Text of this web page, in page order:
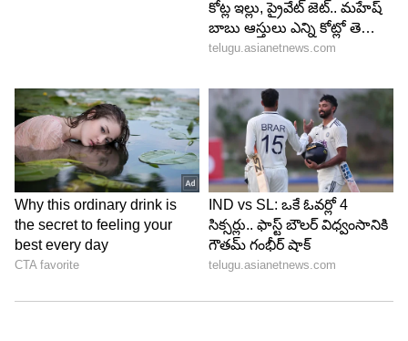
సరైన ఎంపిక. ఇది భారతదేశంలో అత్యంత చవకైన కొత్త
మధ్య ఉంటుంది.
మైలేజ్ : ఇందులో స్ప్లెండర్‌లో వాడిన 97.2cc ఇంజిన్‌నే
ఉపయోగించారు. ఇది సులభంగా 70-75 కి.మీ. మైలేజ్
ఇస్తుంది.
మెయింటెనెన్స్ : స్ప్లెండర్ ఇంజిన్ ఉండటం వల్ల దీని స్పేర్
పార్టులు ఎక్కడైనా దొరుకుతాయి. చిన్న చిన్న పల్లెటూళ్లలోని
మెకానిక్‌లు కూడా దీన్ని ఈజీగా రిపేర్ చేస్తారు.